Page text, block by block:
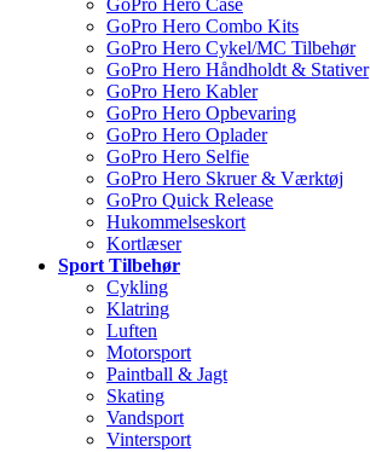
GoPro Hero Case
GoPro Hero Combo Kits
GoPro Hero Cykel/MC Tilbehør
GoPro Hero Håndholdt & Stativer
GoPro Hero Kabler
GoPro Hero Opbevaring
GoPro Hero Oplader
GoPro Hero Selfie
GoPro Hero Skruer & Værktøj
GoPro Quick Release
Hukommelseskort
Kortlæser
Sport Tilbehør
Cykling
Klatring
Luften
Motorsport
Paintball & Jagt
Skating
Vandsport
Vintersport